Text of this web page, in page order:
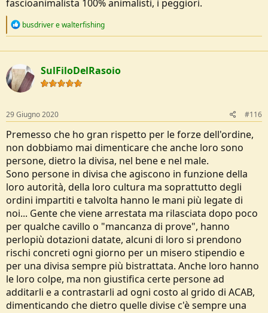
fascioanimalista 100% animalisti, i peggiori.
R
c
i
o
n
:
busdriverewalterfishing
SulFiloDelRasoio
29 Giugno 2020 #116
Premesso che ho gran rispetto per le forze dell'ordine,
non dobbiamo mai dimenticare che anche loro sono
persone, dietro la divisa, nel bene e nel male.
Sono persone in divisa che agiscono in funzione della
loro autorità, della loro cultura ma soprattutto degli
ordini impartiti e talvolta hanno le mani più legate di
noi... Gente che viene arrestata ma rilasciata dopo poco
per qualche cavillo o "mancanza di prove", hanno
perlopiù dotazioni datate, alcuni di loro si prendono
rischi concreti ogni giorno per un misero stipendio e
per una divisa sempre più bistrattata. Anche loro hanno
le loro colpe, ma non giustifica certe persone ad
additarli e a contrastarli ad ogni costo al grido di ACAB,
dimenticando che dietro quelle divise c'è sempre una